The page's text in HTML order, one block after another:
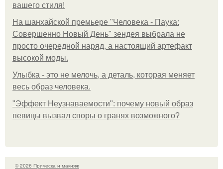
вашего стиля!
На шанхайской премьере "Человека - Паука:
Совершенно Новый День" зендея выбрала не
просто очередной наряд, а настоящий артефакт
высокой моды.
Улыбка - это не мелочь, а деталь, которая меняет
весь образ человека.
"Эффект Неузнаваемости": почему новый образ
певицы вызвал споры о гранях возможного?
© 2026 Прическа и макияж